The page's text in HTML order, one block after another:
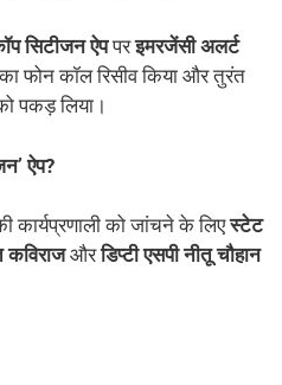
सिटीजन ऐपपरइमरजेंसी अलर्ट
फोन कॉल रिसीव किया और तुरंत
पकड़ लिया।
’ऐप?
कार्यप्रणाली को जांचने के लिएस्टेट
कविराजऔरडिप्टी एसपी नीतू चौहान